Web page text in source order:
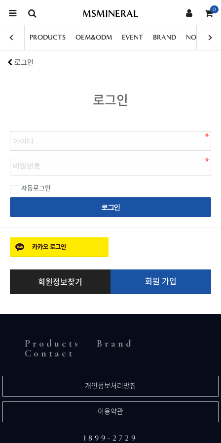
MSMINERAL 0
PRODUCTS OEM&ODM EVENT BRAND NOTICE
로그인
로그인
자동로그인
로그인
카카오 로그인
회원정보찾기 회원 가입
Products
Brand
Contact
개인정보처리방침
이용약관
1899-2729